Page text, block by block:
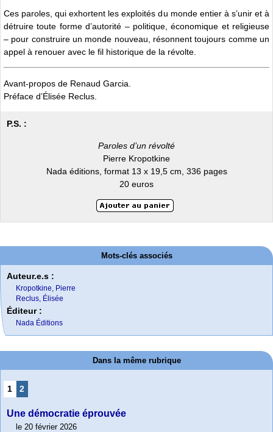
Ces paroles, qui exhortent les exploités du monde entier à s’unir et à
détruire toute forme d’autorité – politique, économique et religieuse
– pour construire un monde nouveau, résonnent toujours comme un
appel à renouer avec le fil historique de la révolte.
Avant-propos de Renaud Garcia.
Préface d’Élisée Reclus.
P.S. :
Paroles d’un révolté
Pierre Kropotkine
Nada éditions, format 13 x 19,5 cm, 336 pages
20 euros
Mots-clés associés
Auteur.e.s :
Kropotkine, Pierre
Reclus, Élisée
Éditeur :
Nada Éditions
Dans la même rubrique
1 2
Une démocratie éprouvée
le 20 février 2026